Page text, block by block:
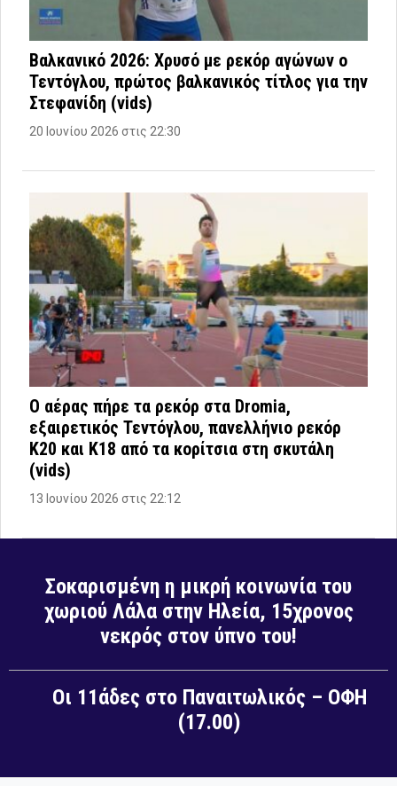
Βαλκανικό 2026: Χρυσό με ρεκόρ αγώνων ο
Τεντόγλου, πρώτος βαλκανικός τίτλος για την
Στεφανίδη (vids)
20 Ιουνίου 2026 στις 22:30
Ο αέρας πήρε τα ρεκόρ στα Dromia,
εξαιρετικός Τεντόγλου, πανελλήνιο ρεκόρ
Κ20 και Κ18 από τα κορίτσια στη σκυτάλη
(vids)
13 Ιουνίου 2026 στις 22:12
Σοκαρισμένη η μικρή κοινωνία του
χωριού Λάλα στην Ηλεία, 15χρονος
νεκρός στον ύπνο του!
Οι 11άδες στο Παναιτωλικός – ΟΦΗ
(17.00)